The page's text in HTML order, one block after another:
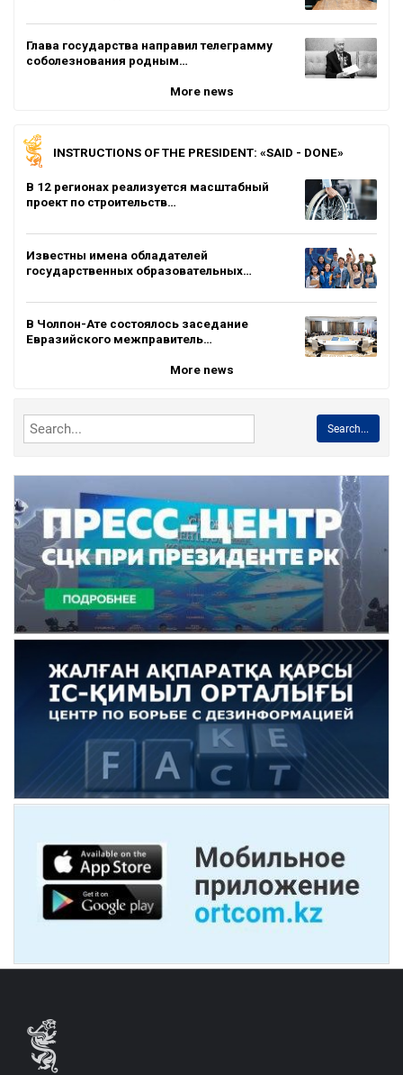
Глава государства направил телеграмму
соболезнования родным…
More news
INSTRUCTIONS OF THE PRESIDENT: «SAID - DONE»
В 12 регионах реализуется масштабный
проект по строительств…
Известны имена обладателей
государственных образовательных…
В Чолпон-Ате состоялось заседание
Евразийского межправитель…
More news
Search...